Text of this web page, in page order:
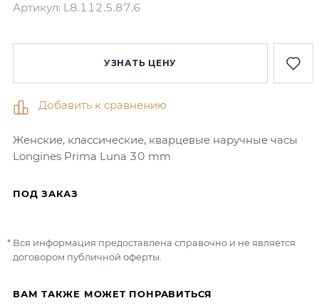
Артикул: L8.112.5.87.6
Женские, классические, кварцевые наручные часы
Longines Prima Luna 30 mm
УЗНАТЬ ЦЕНУ
Добавить к сравнению
ВАМ ТАКЖЕ МОЖЕТ ПОНРАВИТЬСЯ
ПОД ЗАКАЗ
Вся информация предоставлена справочно и не является
договором публичной оферты.